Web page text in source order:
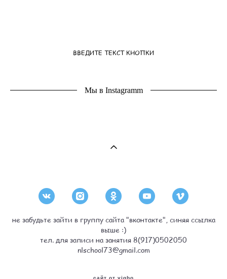
ВВЕДИТЕ ТЕКСТ КНОПКИ
Мы в Instagramm
не забудьте зайти в группу сайта "вконтакте", синяя ссылка
выше :)
тел. для записи на занятия 8(917)0502050
nlschool73@gmail.com
сайт от vigbo